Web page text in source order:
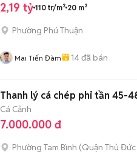
2,19 tỷ 110 tr/m² 20 m²
Phường Phú Thuận
Mai Tiến Đàm 14đã bán
Thanh lý cá chép phi tần 45-
Cá Cảnh
7.000.000 đ
Phường Tam Bình (Quận Thủ